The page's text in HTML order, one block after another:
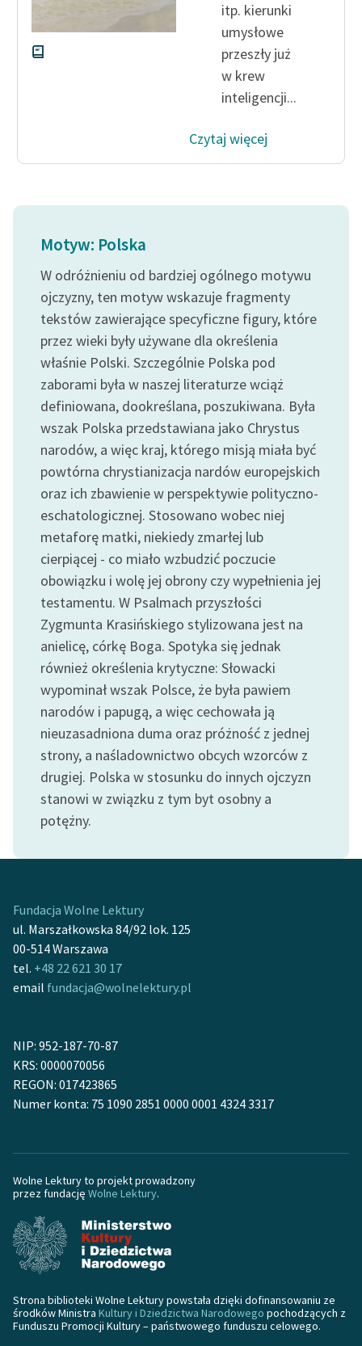
Materiały promocyjne
Polityka prywatności
Regulamin darowizn
wrażliwych
Deklaracja dostępności
itp. kierunki
umysłowe
przeszły już
w krew
inteligencji...
Czytaj więcej
Motyw: Polska
W odróżnieniu od bardziej ogólnego motywu
ojczyzny, ten motyw wskazuje fragmenty
tekstów zawierające specyficzne figury, które
przez wieki były używane dla określenia
właśnie Polski. Szczególnie Polska pod
zaborami była w naszej literaturze wciąż
definiowana, dookreślana, poszukiwana. Była
wszak Polska przedstawiana jako Chrystus
narodów, a więc kraj, którego misją miała być
powtórna chrystianizacja nardów europejskich
oraz ich zbawienie w perspektywie polityczno-
eschatologicznej. Stosowano wobec niej
metaforę matki, niekiedy zmarłej lub
cierpiącej - co miało wzbudzić poczucie
obowiązku i wolę jej obrony czy wypełnienia jej
testamentu. W Psalmach przyszłości
Zygmunta Krasińskiego stylizowana jest na
anielicę, córkę Boga. Spotyka się jednak
również określenia krytyczne: Słowacki
wypominał wszak Polsce, że była pawiem
narodów i papugą, a więc cechowała ją
nieuzasadniona duma oraz próżność z jednej
strony, a naśladownictwo obcych wzorców z
drugiej. Polska w stosunku do innych ojczyzn
stanowi w związku z tym byt osobny a
potężny.
Fundacja Wolne Lektury
ul. Marszałkowska 84/92 lok. 125
00-514 Warszawa
tel. +48 22 621 30 17
email fundacja@wolnelektury.pl
NIP: 952-187-70-87
KRS: 0000070056
REGON: 017423865
Numer konta: 75 1090 2851 0000 0001 4324 3317
Wolne Lektury to projekt prowadzony
przez fundację Wolne Lektury.
Strona biblioteki Wolne Lektury powstała dzięki dofinansowaniu ze
środków Ministra Kultury i Dziedzictwa Narodowego pochodzących z
Funduszu Promocji Kultury – państwowego funduszu celowego.